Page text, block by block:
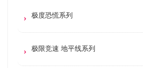
极度恐慌系列
极限竞速 地平线系列